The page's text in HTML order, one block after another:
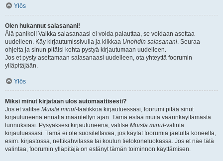
Ylös
Olen hukannut salasanani!
Älä panikoi! Vaikka salasanaasi ei voida palauttaa, se voidaan asettaa
uudelleen. Käy kirjautumissivulla ja klikkaa Unohdin salasanani. Seuraa
ohjeita ja sinun pitäisi kohta pystyä kirjautumaan uudelleen.
Jos et pysty asettamaan salasanaasi uudelleen, ota yhteyttä foorumin
ylläpitäjään.
Ylös
Miksi minut kirjataan ulos automaattisesti?
Jos et valitse Muista minut-laatikkoa kirjautuessasi, foorumi pitää sinut
kirjautuneena ennalta määritellyn ajan. Tämä estää muita väärinkäyttämästä
tunnuksiasi. Pysyäksesi kirjautuneena, valitse Muista minut-valinta
kirjautuessasi. Tämä ei ole suositeltavaa, jos käytät foorumia jaetulta koneelta,
esim. kirjastossa, nettikahvilassa tai koulun tietokoneluokassa. Jos et näe tätä
valintaa, foorumin ylläpitäjä on estänyt tämän toiminnon käyttämisen.